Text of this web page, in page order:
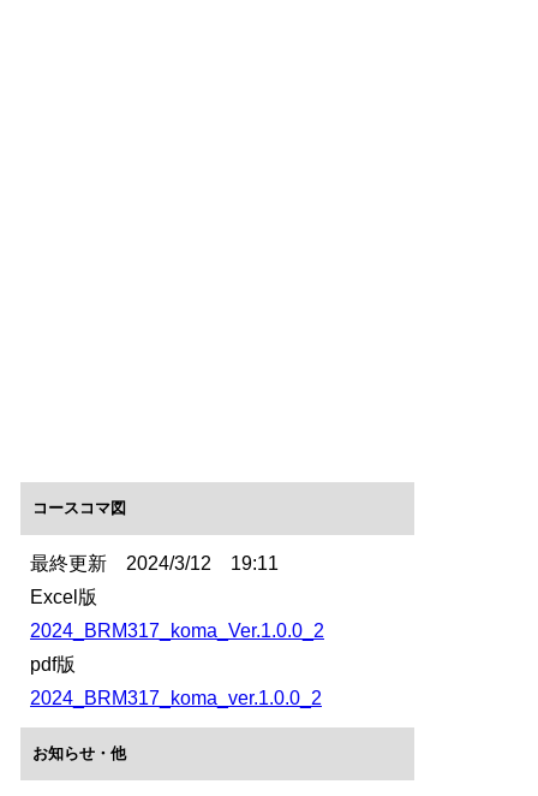
コースコマ図
最終更新 2024/3/12 19:11
Excel版
2024_BRM317_koma_Ver.1.0.0_2
pdf版
2024_BRM317_koma_ver.1.0.0_2
お知らせ・他